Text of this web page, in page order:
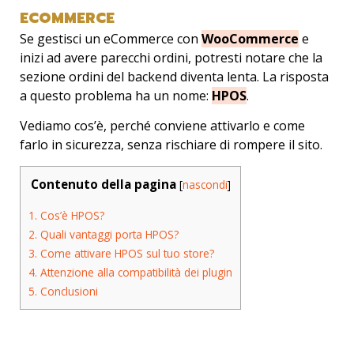
ECOMMERCE
Se gestisci un eCommerce con WooCommerce e
inizi ad avere parecchi ordini, potresti notare che la
sezione ordini del backend diventa lenta. La risposta
a questo problema ha un nome: HPOS.
Vediamo cos’è, perché conviene attivarlo e come
farlo in sicurezza, senza rischiare di rompere il sito.
Contenuto della pagina [nascondi]
1. Cos’è HPOS?
2. Quali vantaggi porta HPOS?
3. Come attivare HPOS sul tuo store?
4. Attenzione alla compatibilità dei plugin
5. Conclusioni